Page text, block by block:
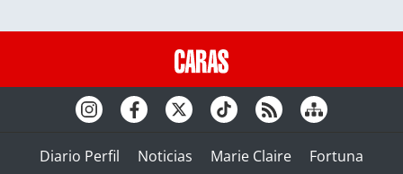
Diario Perfil Noticias Marie Claire
Fortuna